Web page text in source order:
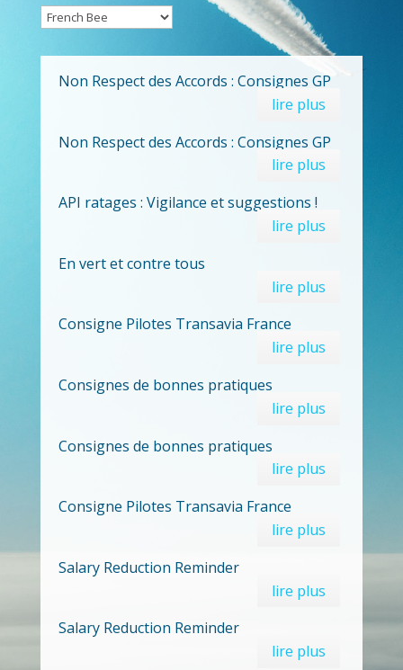
Non Respect des Accords : Consignes GP
lire plus
Non Respect des Accords : Consignes GP
lire plus
API ratages : Vigilance et suggestions !
lire plus
En vert et contre tous
lire plus
Consigne Pilotes Transavia France
lire plus
Consignes de bonnes pratiques
lire plus
Consignes de bonnes pratiques
lire plus
Consigne Pilotes Transavia France
lire plus
Salary Reduction Reminder
lire plus
Salary Reduction Reminder
lire plus